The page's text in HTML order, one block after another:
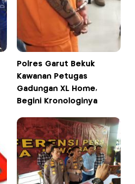
Polres Garut Bekuk
Kawanan Petugas
Gadungan XL Home,
Begini Kronologinya